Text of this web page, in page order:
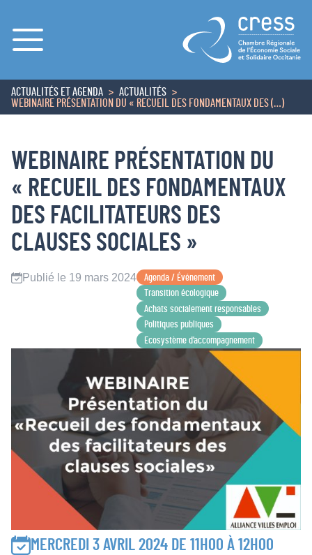
Menu
ACCUEIL
ACTUALITÉS ET AGENDA
ACTUALITÉS
WEBINAIRE PRÉSENTATION DU « RECUEIL DES FONDAMENTAUX DES (…)
WEBINAIRE PRÉSENTATION DU
« RECUEIL DES FONDAMENTAUX
DES FACILITATEURS DES
CLAUSES SOCIALES »
Publié le 19 mars 2024
Agenda / Événement
Transition écologique
Achats socialement responsables
Politiques publiques
Ecosystème d’accompagnement
MERCREDI 3 AVRIL 2024 DE 11H00 À 12H00